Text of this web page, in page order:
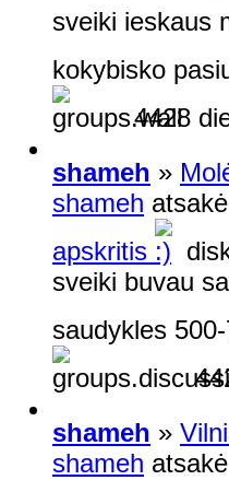
sveiki ieskaus
kokybisko
4428
shameh »
shameh
apskritis
sveiki buvau
saudykles
shameh »
shameh